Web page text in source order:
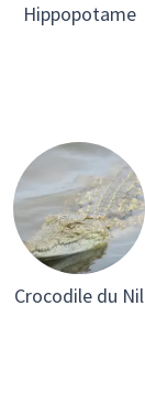
Hippopotame
Crocodile du Nil